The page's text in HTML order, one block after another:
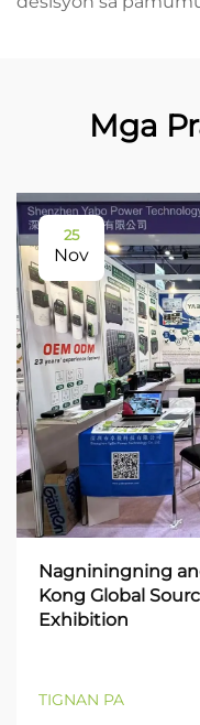
Mga
25
Nov
Nagniningning
Kong Global
Exhibition
TIGNAN PA